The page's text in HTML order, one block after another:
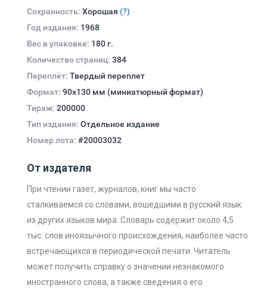
Сохранность: Хорошая (?)
Год издания: 1968
Вес в упаковке: 180 г.
Количество страниц: 384
Переплёт: Твердый переплет
Формат: 90x130 мм (миниатюрный формат)
Тираж: 200000
Тип издания: Отдельное издание
Номер лота: #20003032
От издателя
При чтении газет, журналов, книг мы часто
сталкиваемся со словами, вошедшими в русский язык
из других языков мира. Словарь содержит около 4,5
тыс. слов иноязычного происхождения, наиболее часто
встречающихся в периодической печати. Читатель
может получить справку о значении незнакомого
иностранного слова, а также сведения о его